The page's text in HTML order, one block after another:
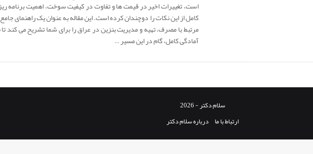
است، تغییرات اخیر در قیمت ها و تفاوت در کیفیت سوخت، اهمیت برنامه
کامل از این نکات را دوچندان کرده است. این مقاله به عنوان یک راهنمای
مرتبط با مصرف، تهیه و مدیریت بنزین در عراق را برای شما تشریح می کند تا
آمادگی کامل، گام در این مسیر …
سلام دکتر - 2026
ارتباط با ما درباره سلام دکتر